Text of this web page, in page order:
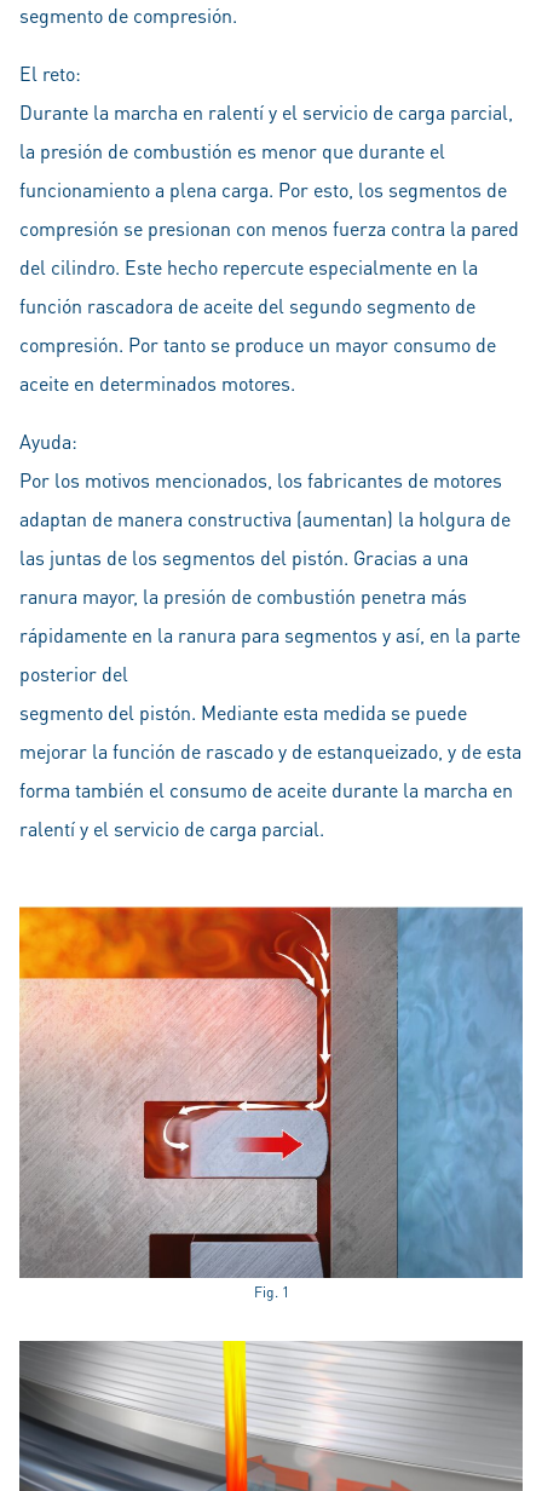
segmento de compresión.
El reto:
Durante la marcha en ralentí y el servicio de carga parcial,
la presión de combustión es menor que durante el
funcionamiento a plena carga. Por esto, los segmentos de
compresión se presionan con menos fuerza contra la pared
del cilindro. Este hecho repercute especialmente en la
función rascadora de aceite del segundo segmento de
compresión. Por tanto se produce un mayor consumo de
aceite en determinados motores.
Ayuda:
Por los motivos mencionados, los fabricantes de motores
adaptan de manera constructiva (aumentan) la holgura de
las juntas de los segmentos del pistón. Gracias a una
ranura mayor, la presión de combustión penetra más
rápidamente en la ranura para segmentos y así, en la parte
posterior del
segmento del pistón. Mediante esta medida se puede
mejorar la función de rascado y de estanqueizado, y de esta
forma también el consumo de aceite durante la marcha en
ralentí y el servicio de carga parcial.
Fig. 1